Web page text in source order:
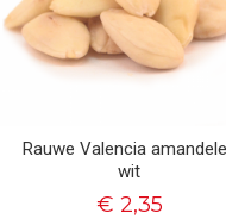
Rauwe Valencia
wit
€ 2,35